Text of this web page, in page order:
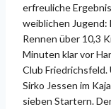
erfreuliche
weiblichen Jugend:
Rennen über 10,3
Minuten klar vor
Club
Sirko Jessen im
sieben Startern.